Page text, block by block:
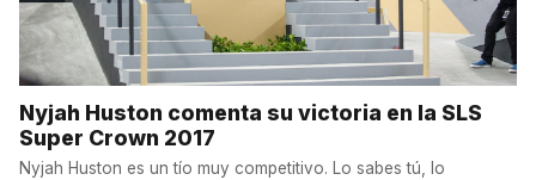
Nyjah Huston comenta su victoria en la SLS
Super Crown 2017
Nyjah Huston es un tío muy competitivo. Lo sabes tú, lo